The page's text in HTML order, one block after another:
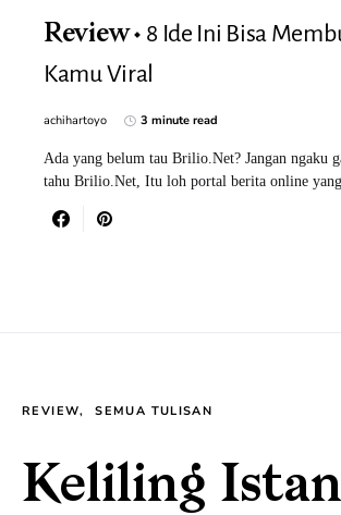
Review
8 Ide Ini Bisa
Kamu Viral
achihartoyo 3 minute read
Ada yang belum tau Brilio.Net? Jangan ngaku
tahu Brilio.Net, Itu loh portal berita online
REVIEW SEMUA TULISAN
Keliling